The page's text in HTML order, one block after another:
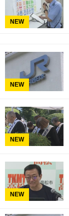
NEW
NEW
NEW
NEW